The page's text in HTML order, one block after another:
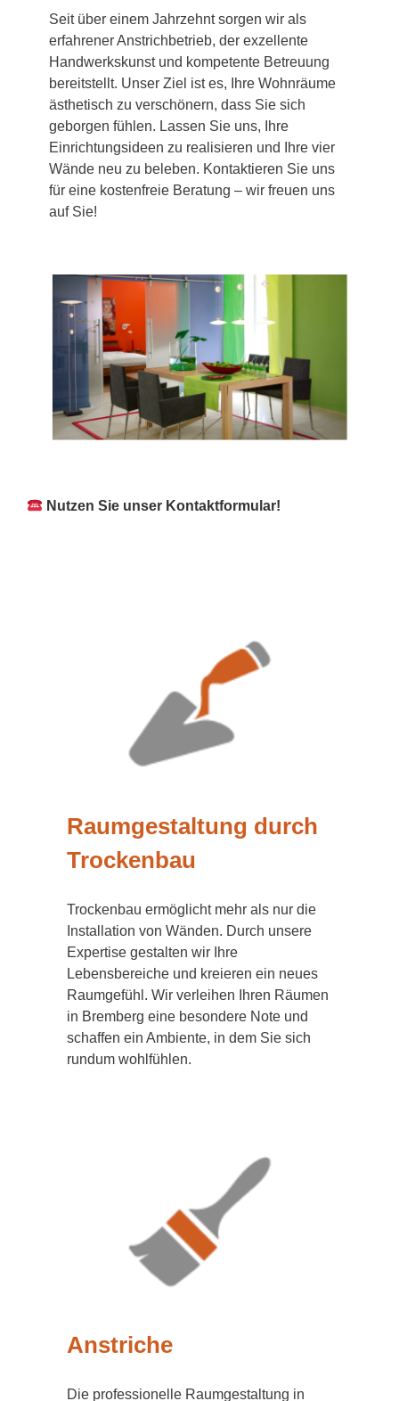
Seit über einem Jahrzehnt sorgen wir als
erfahrener Anstrichbetrieb, der exzellente
Handwerkskunst und kompetente Betreuung
bereitstellt. Unser Ziel ist es, Ihre Wohnräume
ästhetisch zu verschönern, dass Sie sich
geborgen fühlen. Lassen Sie uns, Ihre
Einrichtungsideen zu realisieren und Ihre vier
Wände neu zu beleben. Kontaktieren Sie uns
für eine kostenfreie Beratung – wir freuen uns
auf Sie!
Nutzen Sie unser Kontaktformular!
Raumgestaltung durch
Trockenbau
Trockenbau ermöglicht mehr als nur die
Installation von Wänden. Durch unsere
Expertise gestalten wir Ihre
Lebensbereiche und kreieren ein neues
Raumgefühl. Wir verleihen Ihren Räumen
in Bremberg eine besondere Note und
schaffen ein Ambiente, in dem Sie sich
rundum wohlfühlen.
Anstriche
Die professionelle Raumgestaltung in